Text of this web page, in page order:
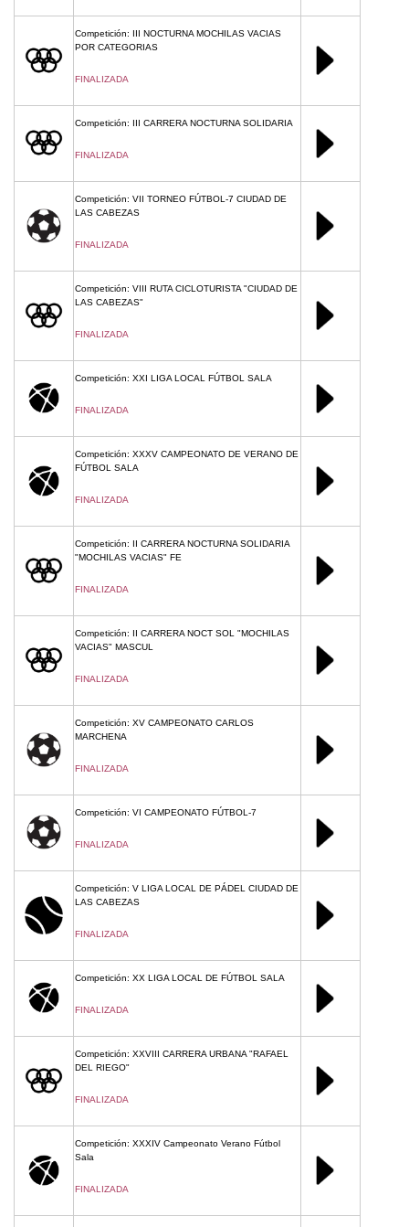
Competición: III NOCTURNA MOCHILAS VACIAS
POR CATEGORIAS
FINALIZADA
Competición: III CARRERA NOCTURNA SOLIDARIA
FINALIZADA
Competición: VII TORNEO FÚTBOL-7 CIUDAD DE
LAS CABEZAS
FINALIZADA
Competición: VIII RUTA CICLOTURISTA "CIUDAD DE
LAS CABEZAS"
FINALIZADA
Competición: XXI LIGA LOCAL FÚTBOL SALA
FINALIZADA
Competición: XXXV CAMPEONATO DE VERANO DE
FÚTBOL SALA
FINALIZADA
Competición: II CARRERA NOCTURNA SOLIDARIA
"MOCHILAS VACIAS" FE
FINALIZADA
Competición: II CARRERA NOCT SOL "MOCHILAS
VACIAS" MASCUL
FINALIZADA
Competición: XV CAMPEONATO CARLOS
MARCHENA
FINALIZADA
Competición: VI CAMPEONATO FÚTBOL-7
FINALIZADA
Competición: V LIGA LOCAL DE PÁDEL CIUDAD DE
LAS CABEZAS
FINALIZADA
Competición: XX LIGA LOCAL DE FÚTBOL SALA
FINALIZADA
Competición: XXVIII CARRERA URBANA "RAFAEL
DEL RIEGO"
FINALIZADA
Competición: XXXIV Campeonato Verano Fútbol
Sala
FINALIZADA